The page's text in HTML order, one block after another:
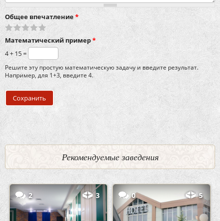
Общее впечатление*
Математический пример*
4 + 15 =
Решите эту простую математическую задачу и введите результат.
Например, для 1+3, введите 4.
Рекомендуемые заведения
2 3 0 5